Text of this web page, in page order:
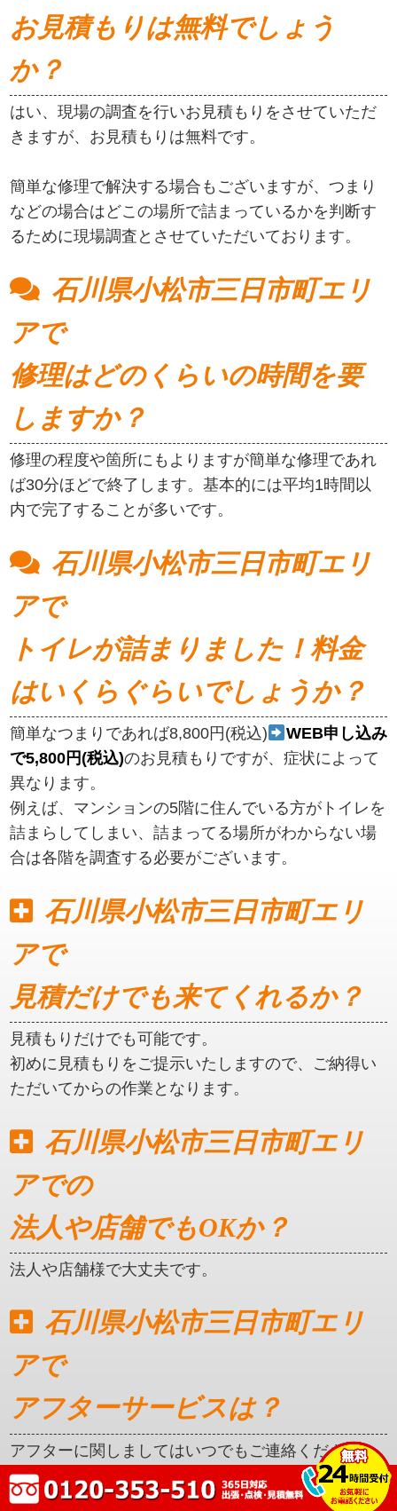
お見積もりは無料でしょう
か？
はい、現場の調査を行いお見積もりをさせていただ
きますが、お見積もりは無料です。
簡単な修理で解決する場合もございますが、つまり
などの場合はどこの場所で詰まっているかを判断す
るために現場調査とさせていただいております。
石川県小松市三日市町エリ
アで
修理はどのくらいの時間を要
しますか？
修理の程度や箇所にもよりますが簡単な修理であれ
ば30分ほどで終了します。基本的には平均1時間以
内で完了することが多いです。
石川県小松市三日市町エリ
アで
トイレが詰まりました！料金
はいくらぐらいでしょうか？
簡単なつまりであれば8,800円(税込)
WEB申し込み
で5,800円(税込)のお見積もりですが、症状によって
異なります。
例えば、マンションの5階に住んでいる方がトイレを
詰まらしてしまい、詰まってる場所がわからない場
合は各階を調査する必要がございます。
石川県小松市三日市町エリ
アで
見積だけでも来てくれるか？
見積もりだけでも可能です。
初めに見積もりをご提示いたしますので、ご納得い
ただいてからの作業となります。
石川県小松市三日市町エリ
アでの
法人や店舗でもOKか？
法人や店舗様で大丈夫です。
石川県小松市三日市町エリ
アで
アフターサービスは？
アフターに関しましてはいつでもご連絡ください。
クレカ対応はしているか？